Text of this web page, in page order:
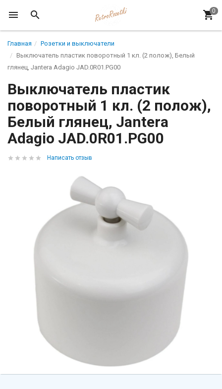
Главная
Розетки и выключатели
Выключатель пластик поворотный 1 кл. (2 полож), Белый
глянец, Jantera Adagio JAD.0R01.PG00
Выключатель пластик
поворотный 1 кл. (2 полож),
Белый глянец, Jantera
Adagio JAD.0R01.PG00
Написать отзыв